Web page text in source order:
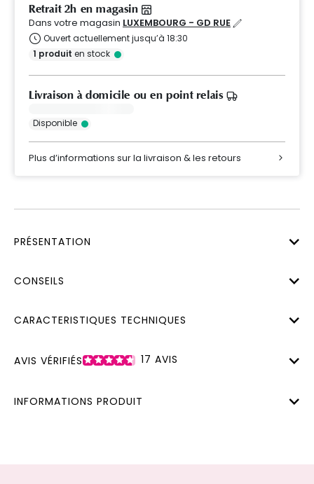
Retrait 2h en magasin
Dans votre magasin LUXEMBOURG - GD RUE
Ouvert actuellement jusqu’à 18:30
1 produit en stock
Livraison à domicile ou en point relais
Disponible
Plus d’informations sur la livraison & les retours
PRÉSENTATION
CONSEILS
CARACTERISTIQUES TECHNIQUES
AVIS VÉRIFIÉS 17 AVIS
INFORMATIONS PRODUIT